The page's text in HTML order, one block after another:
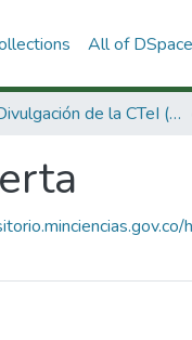
All of DSpace
2.1 Divulgación de la CTeI (Nueva)